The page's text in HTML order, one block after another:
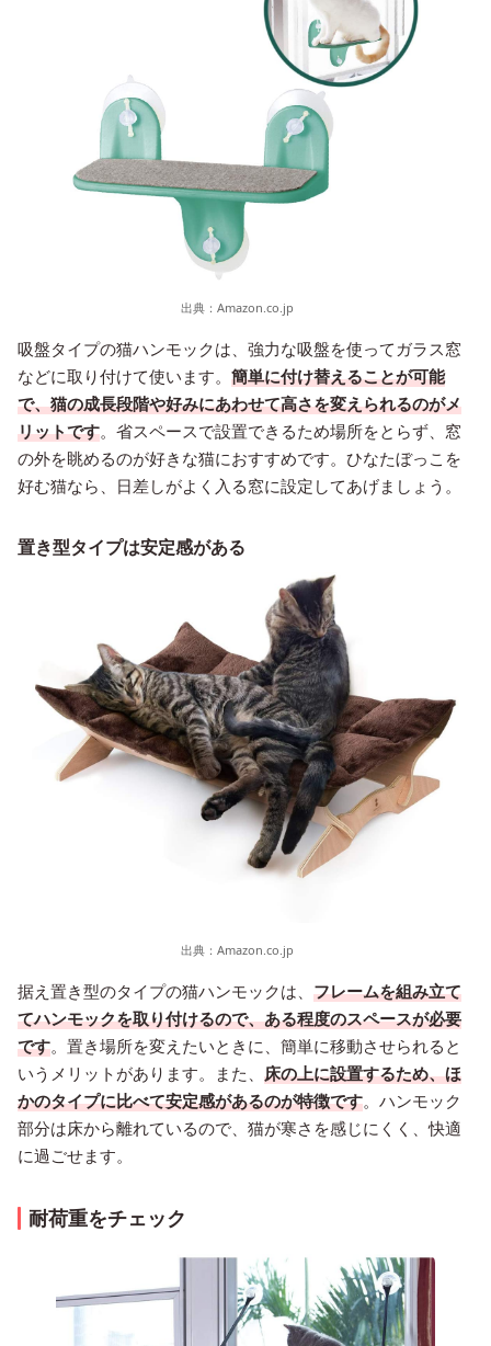
出典： Amazon.co.jp
吸盤タイプの猫ハンモックは、強力な吸盤を使ってガラス窓
などに取り付けて使います。 簡単に付け替えることが可能
で、猫の成長段階や好みにあわせて高さを変えられるのがメ
リットです。省スペースで設置できるため場所をとらず、窓
の外を眺めるのが好きな猫におすすめです。ひなたぼっこを
好む猫なら、日差しがよく入る窓に設定してあげましょう。
置き型タイプは安定感がある
出典： Amazon.co.jp
据え置き型のタイプの猫ハンモックは、 フレームを組み立て
てハンモックを取り付けるので、ある程度のスペースが必要
です。置き場所を変えたいときに、簡単に移動させられると
いうメリットがあります。また、 床の上に設置するため、ほ
かのタイプに比べて安定感があるのが特徴です。ハンモック
部分は床から離れているので、猫が寒さを感じにくく、快適
に過ごせます。
耐荷重をチェック